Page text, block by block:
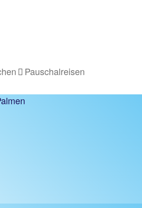
Pauschalreisen